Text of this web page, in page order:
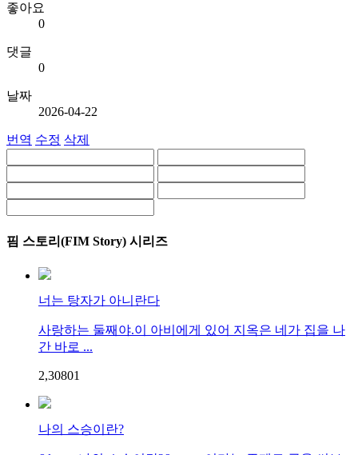
좋아요
0
댓글
0
날짜
2026-04-22
번역 수정 삭제
핌 스토리(FIM Story) 시리즈
너는 탕자가 아니란다
사랑하는 둘째야.이 아비에게 있어 지옥은 네가 집을 나
간 바로 ...
2,30801
나의 스승이란?